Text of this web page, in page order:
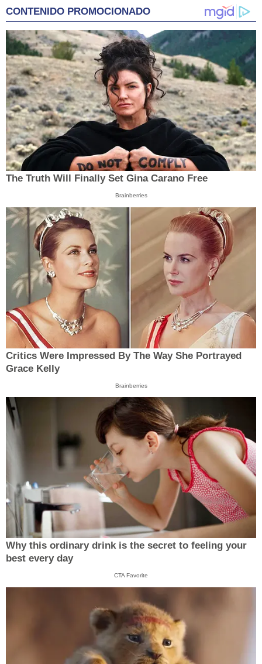
CONTENIDO PROMOCIONADO
The Truth Will Finally Set Gina Carano Free
Brainberries
Critics Were Impressed By The Way She Portrayed
Grace Kelly
Brainberries
Why this ordinary drink is the secret to feeling your
best every day
CTA Favorite